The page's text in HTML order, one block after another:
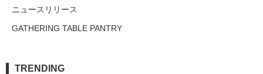
ニュースリリース
GATHERING TABLE PANTRY
TRENDING